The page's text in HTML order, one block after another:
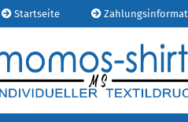
Startseite